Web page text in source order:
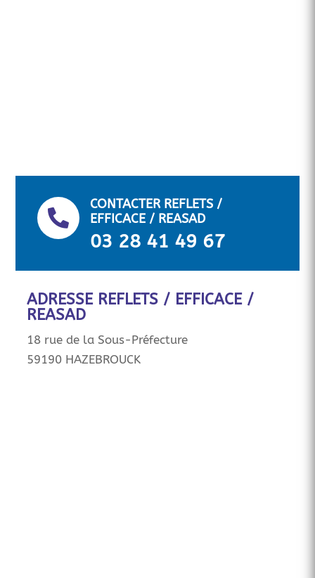

CONTACTER REFLETS /
EFFICACE / REASAD
03 28 41 49 67
ADRESSE REFLETS / EFFICACE /
REASAD
18 rue de la Sous-Préfecture
59190 HAZEBROUCK